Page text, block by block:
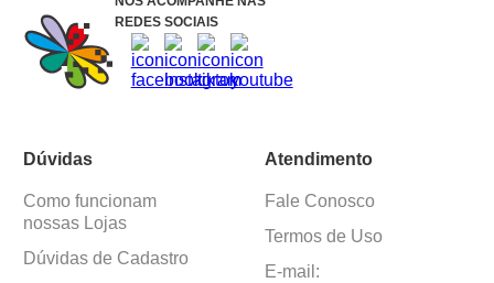
REDES SOCIAIS
Dúvidas
Como funcionam
nossas Lojas
Dúvidas de Cadastro
Atendimento
Fale Conosco
Termos de Uso
E-mail: